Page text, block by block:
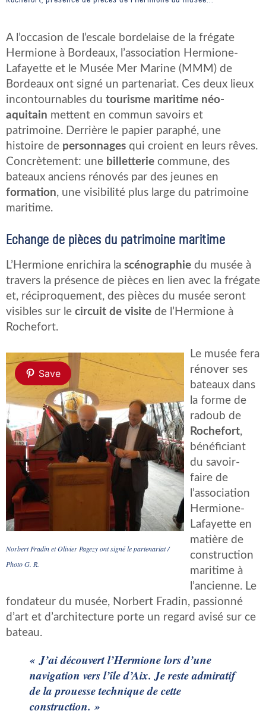
A l’occasion de l’escale bordelaise de la frégate
Hermione à Bordeaux, l’association Hermione-
Lafayette et le Musée Mer Marine (MMM) de
Bordeaux ont signé un partenariat. Ces deux lieux
incontournables du tourisme maritime néo-
aquitain mettent en commun savoirs et
patrimoine. Derrière le papier paraphé, une
histoire de personnages qui croient en leurs rêves.
Concrètement: une billetterie commune, des
bateaux anciens rénovés par des jeunes en
formation, une visibilité plus large du patrimoine
maritime.
Echange de pièces du patrimoine maritime
L’Hermione enrichira la scénographie du musée à
travers la présence de pièces en lien avec la frégate
et, réciproquement, des pièces du musée seront
visibles sur le circuit de visite de l’Hermione à
Rochefort.
Save
Norbert Fradin et Olivier Pagezy ont signé le partenariat /
Photo G. R.
Le musée fera
rénover ses
bateaux dans
la forme de
radoub de
Rochefort,
bénéficiant
du savoir-
faire de
l’association
Hermione-
Lafayette en
matière de
construction
maritime à
l’ancienne. Le
fondateur du musée, Norbert Fradin, passionné
d’art et d’architecture porte un regard avisé sur ce
bateau.
« J’ai découvert l’Hermione lors d’une
navigation vers l’île d’Aix. Je reste admiratif
de la prouesse technique de cette
construction. »